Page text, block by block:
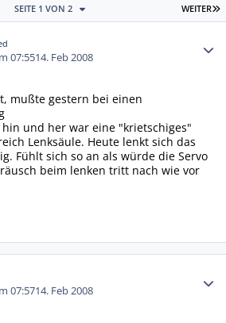
WEITER
SEITE 1 VON 2
07:5514. Feb 2008
mußte gestern bei einen
und her war eine "krietschiges"
Lenksäule. Heute lenkt sich das
Fühlt sich so an als würde die Servo
beim lenken tritt nach wie vor
07:5714. Feb 2008